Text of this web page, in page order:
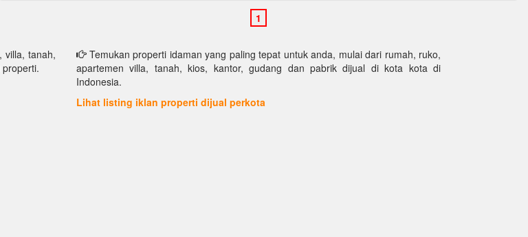
villa, tanah,
Temukan properti idaman yang paling tepat untuk anda, mulai dari rumah, ruko,
apartemen villa, tanah, kios, kantor, gudang dan pabrik dijual di kota kota di
Indonesia.
Lihat listing iklan properti dijual perkota